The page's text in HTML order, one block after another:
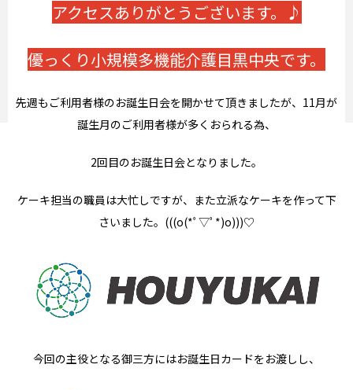
アクセスありがとうございます。♪
優っくり小規模多機能介護目黒中央です。
先週もご利用者様のお誕生日会を開かせて頂きましたが、11月が
誕生月のご利用者様が多くおられる為、
2回目のお誕生日会となりました。
ケーキ担当の職員は大忙しですが、また立派なケーキを作って下
さいました。(((o(*ﾟ▽ﾟ*)o)))♡
今回の主役となる御三方にはお誕生日カードをお渡しし、